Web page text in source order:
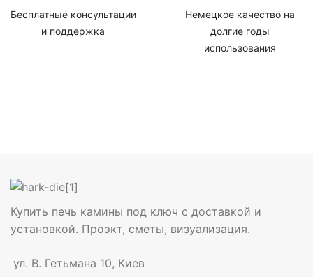
Бесплатные консультации
и поддержка
Немецкое качество на
долгие годы
использования
Купить печь камины под ключ с доставкой и
установкой. Проэкт, сметы, визуализация.
ул. В. Гетьмана 10, Киев